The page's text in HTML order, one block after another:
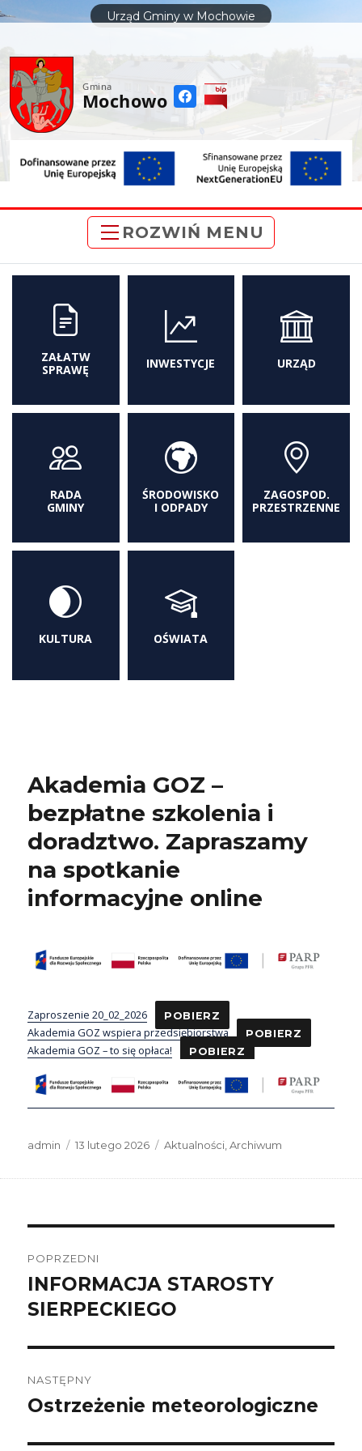
treści
Urząd Gminy w Mochowie
Gmina
Mochowo
ROZWIŃ MENU
ZAŁATW
SPRAWĘ
INWESTYCJE URZĄD
RADA
GMINY
ŚRODOWISKO
I ODPADY
ZAGOSPOD.
PRZESTRZENNE
KULTURA OŚWIATA
Akademia GOZ –
bezpłatne szkolenia i
doradztwo. Zapraszamy
na spotkanie
informacyjne online
Zaproszenie 20_02_2026 POBIERZ
Akademia GOZ wspiera przedsiębiorstwa POBIERZ
Akademia GOZ – to się opłaca! POBIERZ
Autor
admin
Data
13 lutego 2026 Kategorie
Aktualności ,Archiwum
wpisu
POPRZEDNI
Poprzedni
wpis:
INFORMACJA STAROSTY
SIERPECKIEGO
NASTĘPNY
Następny
Ostrzeżenie meteorologiczne